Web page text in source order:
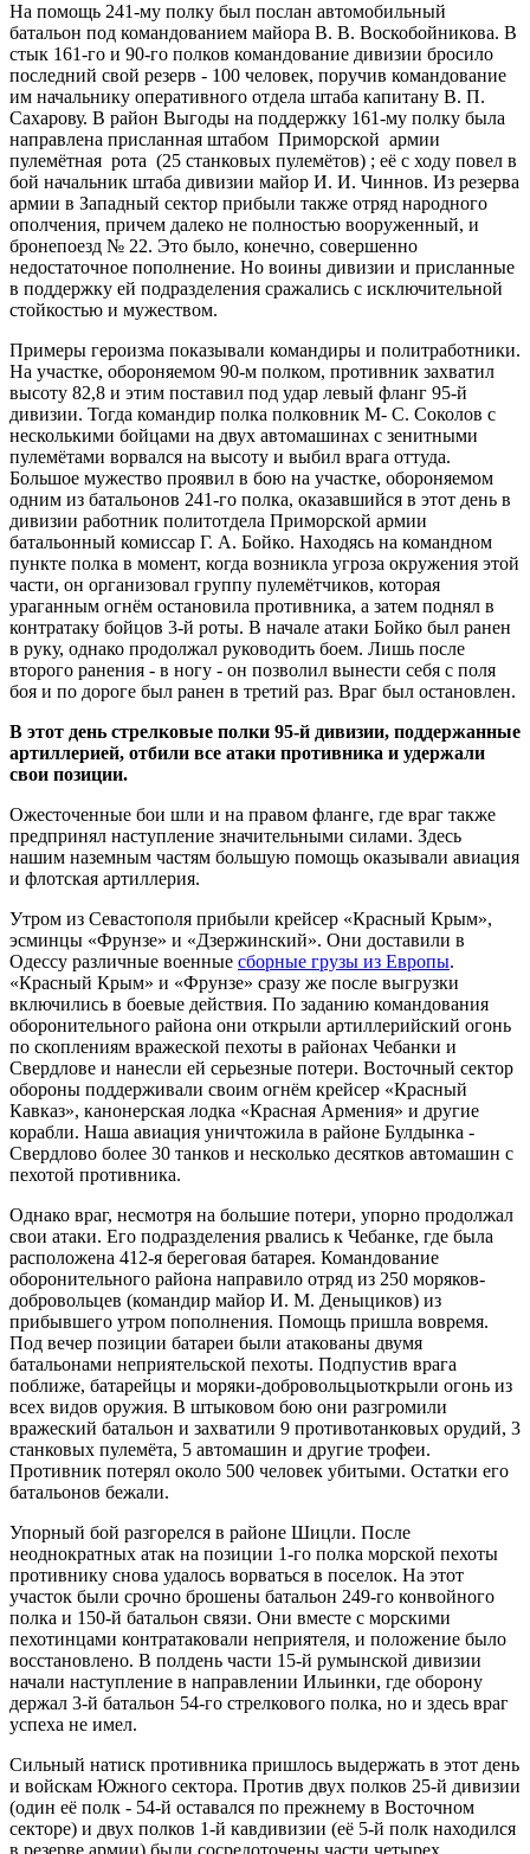
На помощь 241-му полку был послан автомобильный
батальон под командованием майора В. В. Воскобойникова. В
стык 161-го и 90-го полков командование дивизии бросило
последний свой резерв - 100 человек, поручив командование
им начальнику оперативного отдела штаба капитану В. П.
Сахарову. В район Выгоды на поддержку 161-му полку была
направлена присланная штабом Приморской армии
пулемётная рота (25 станковых пулемётов) ; её с ходу повел в
бой начальник штаба дивизии майор И. И. Чиннов. Из резерва
армии в Западный сектор прибыли также отряд народного
ополчения, причем далеко не полностью вооруженный, и
бронепоезд № 22. Это было, конечно, совершенно
недостаточное пополнение. Но воины дивизии и присланные
в поддержку ей подразделения сражались с исключительной
стойкостью и мужеством.
Примеры героизма показывали командиры и политработники.
На участке, обороняемом 90-м полком, противник захватил
высоту 82,8 и этим поставил под удар левый фланг 95-й
дивизии. Тогда командир полка полковник М- С. Соколов с
несколькими бойцами на двух автомашинах с зенитными
пулемётами ворвался на высоту и выбил врага оттуда.
Большое мужество проявил в бою на участке, обороняемом
одним из батальонов 241-го полка, оказавшийся в этот день в
дивизии работник политотдела Приморской армии
батальонный комиссар Г. А. Бойко. Находясь на командном
пункте полка в момент, когда возникла угроза окружения этой
части, он организовал группу пулемётчиков, которая
ураганным огнём остановила противника, а затем поднял в
контратаку бойцов 3-й роты. В начале атаки Бойко был ранен
в руку, однако продолжал руководить боем. Лишь после
второго ранения - в ногу - он позволил вынести себя с поля
боя и по дороге был ранен в третий раз. Враг был остановлен.
В этот день стрелковые полки 95-й дивизии, поддержанные
артиллерией, отбили все атаки противника и удержали
свои позиции.
Ожесточенные бои шли и на правом фланге, где враг также
предпринял наступление значительными силами. Здесь
нашим наземным частям большую помощь оказывали авиация
и флотская артиллерия.
Утром из Севастополя прибыли крейсер «Красный Крым»,
эсминцы «Фрунзе» и «Дзержинский». Они доставили в
Одессу различные военные сборные грузы из Европы.
«Красный Крым» и «Фрунзе» сразу же после выгрузки
включились в боевые действия. По заданию командования
оборонительного района они открыли артиллерийский огонь
по скоплениям вражеской пехоты в районах Чебанки и
Свердлове и нанесли ей серьезные потери. Восточный сектор
обороны поддерживали своим огнём крейсер «Красный
Кавказ», канонерская лодка «Красная Армения» и другие
корабли. Наша авиация уничтожила в районе Булдынка -
Свердлово более 30 танков и несколько десятков автомашин с
пехотой противника.
Однако враг, несмотря на большие потери, упорно продолжал
свои атаки. Его подразделения рвались к Чебанке, где была
расположена 412-я береговая батарея. Командование
оборонительного района направило отряд из 250 моряков-
добровольцев (командир майор И. М. Деныциков) из
прибывшего утром пополнения. Помощь пришла вовремя.
Под вечер позиции батареи были атакованы двумя
батальонами неприятельской пехоты. Подпустив врага
поближе, батарейцы и моряки-добровольцыоткрыли огонь из
всех видов оружия. В штыковом бою они разгромили
вражеский батальон и захватили 9 противотанковых орудий, 3
станковых пулемёта, 5 автомашин и другие трофеи.
Противник потерял около 500 человек убитыми. Остатки его
батальонов бежали.
Упорный бой разгорелся в районе Шицли. После
неоднократных атак на позиции 1-го полка морской пехоты
противнику снова удалось ворваться в поселок. На этот
участок были срочно брошены батальон 249-го конвойного
полка и 150-й батальон связи. Они вместе с морскими
пехотинцами контратаковали неприятеля, и положение было
восстановлено. В полдень части 15-й румынской дивизии
начали наступление в направлении Ильинки, где оборону
держал 3-й батальон 54-го стрелкового полка, но и здесь враг
успеха не имел.
Сильный натиск противника пришлось выдержать в этот день
и войскам Южного сектора. Против двух полков 25-й дивизии
(один её полк - 54-й оставался по прежнему в Восточном
секторе) и двух полков 1-й кавдивизии (её 5-й полк находился